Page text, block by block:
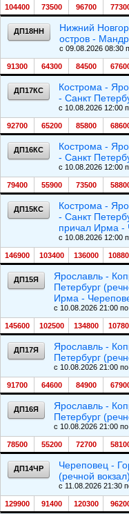
104400 73500 96700
ДП18НН
Нижний
остров -
c 09.08.2026 08:30
91300 64300 84500
ДП17КС
Кострома -
- Санкт
c 10.08.2026 12:00
92700 65200 85800
ДП16КС
Кострома -
- Санкт
c 10.08.2026 12:00
79400 55900 73500
ДП15КС
Кострома -
- Санкт
причал Ирма -
c 10.08.2026 12:00
146900 103400 136000
ДП15Я
Ярославль -
Петербург
Ирма -
c 10.08.2026 21:00
145600 102500 134800
ДП17Я
Ярославль -
Петербург
c 10.08.2026 21:00
91700 64600 84900
ДП16Я
Ярославль -
Петербург
c 10.08.2026 21:00
78500 55200 72700
ДП14ЧР
Череповец -
(речной
c 11.08.2026 21:30
129900 91400 120300